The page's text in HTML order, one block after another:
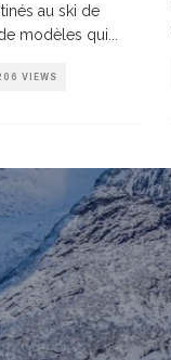
au ski de
modèles qui
VIEWS